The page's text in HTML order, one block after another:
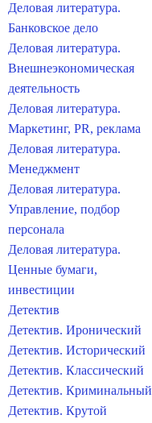
Деловая литература.
Банковское дело
Деловая литература.
Внешнеэкономическая
деятельность
Деловая литература.
Маркетинг, PR, реклама
Деловая литература.
Менеджмент
Деловая литература.
Управление, подбор
персонала
Деловая литература.
Ценные бумаги,
инвестиции
Детектив
Детектив. Иронический
Детектив. Исторический
Детектив. Классический
Детектив. Криминальный
Детектив. Крутой